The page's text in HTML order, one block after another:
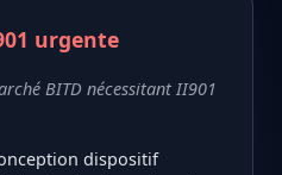
urgente
BITD nécessitant II901
dispositif